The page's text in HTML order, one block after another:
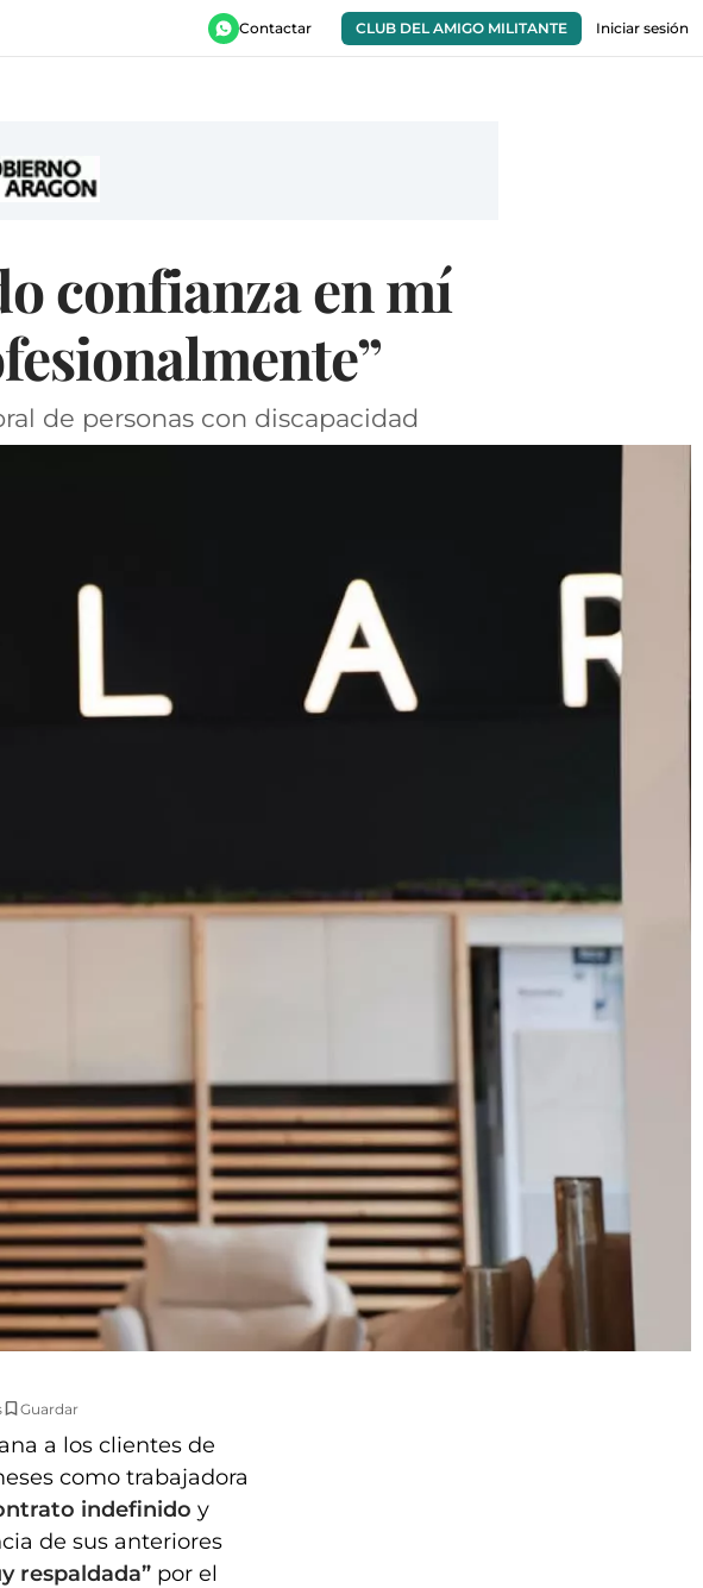
Contactar CLUB DEL AMIGO MILITANTE Iniciar sesión
confianza en mí
de personas con discapacidad
Guardar
Foto Valentia
a los clientes de
como trabajadora
indefinido y
de sus anteriores
respaldada” por el